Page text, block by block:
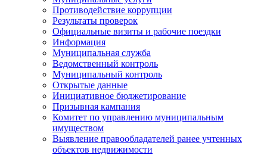
Противодействие коррупции
Результаты проверок
Официальные визиты и рабочие поездки
Информация
Муниципальная служба
Ведомственный контроль
Муниципальный контроль
Открытые данные
Инициативное бюджетирование
Призывная кампания
Комитет по управлению муниципальным
имуществом
Выявление правообладателей ранее учтенных
объектов недвижимости